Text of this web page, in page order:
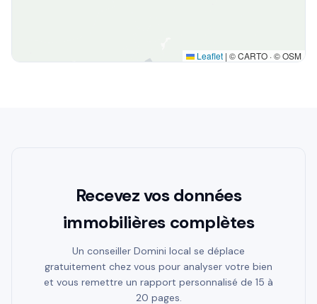
Leaflet | © CARTO · © OSM
Recevez vos données
immobilières complètes
Un conseiller Domini local se déplace
gratuitement chez vous pour analyser votre bien
et vous remettre un rapport personnalisé de 15 à
20 pages.